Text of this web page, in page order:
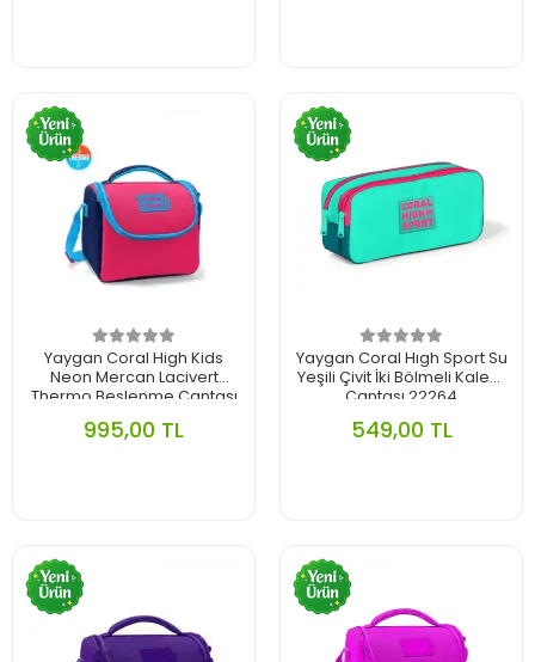
Yaygan Coral High Kids
Neon Mercan Lacivert
Thermo Beslenme Çantası
995,00 TL
Yaygan Coral Hıgh Sport Su
Yeşili Çivit İki Bölmeli Kalem
Çantası 22264
549,00 TL